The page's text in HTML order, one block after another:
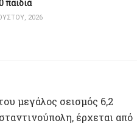
παιδιά
2026
μεγάλος σεισμός 6,2
έρχεται από